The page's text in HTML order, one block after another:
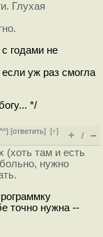
Глухая
годами не
уж раз смогла
*/
] [ответить][↑]
+ / –
(хоть там и есть
нужно
точно нужна --